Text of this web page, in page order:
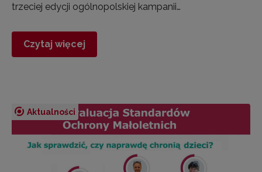
trzeciej edycji ogólnopolskiej kampanii…
Czytaj więcej
Aktualności